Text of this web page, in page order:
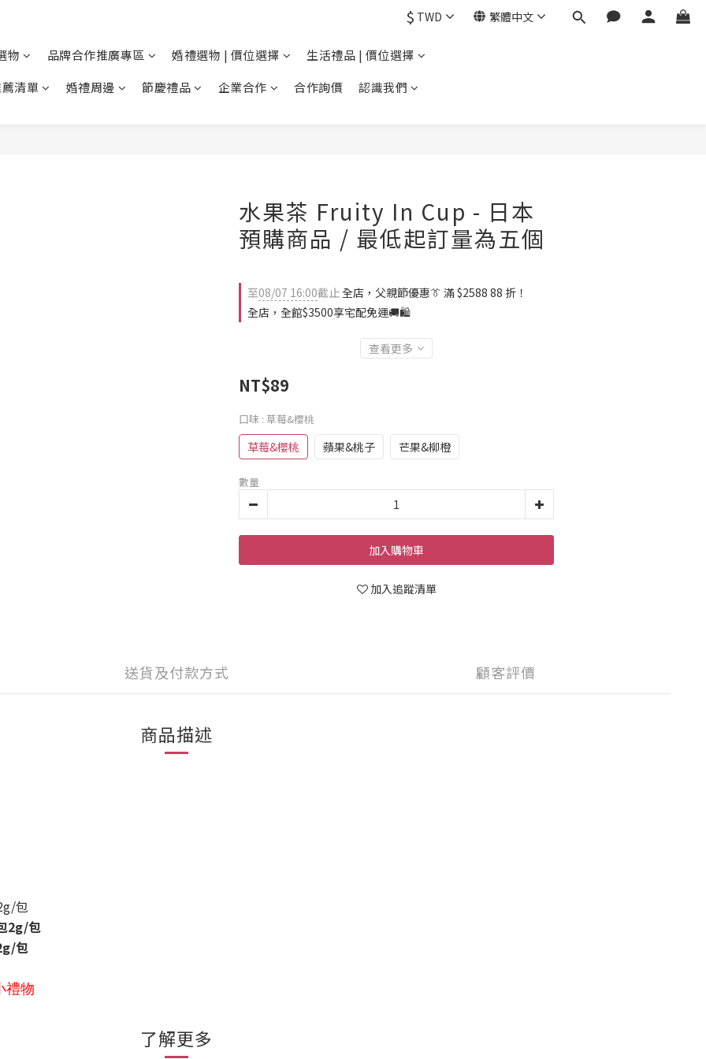
$ TWD 繁體中文
物 品牌合作推廣專區 婚禮選物 | 價位選擇
生活禮品 | 價位選擇
清單
婚禮周邊 節慶禮品 企業合作 合作詢價 認識我們
水果茶 Fruity In Cup - 日本
預購商品 / 最低起訂量為五個
至08/07 16:00截止全店，父親節優惠👔 滿 $2588 88 折！
全店，全館$3500享宅配免運🚚🛍️
查看更多
NT$89
口味 : 草莓&櫻桃
草莓&櫻桃 蘋果&桃子 芒果&柳橙
數量
加入購物車
加入追蹤清單
送貨及付款方式 顧客評價
商品描述
包
2g/包
包
物
了解更多